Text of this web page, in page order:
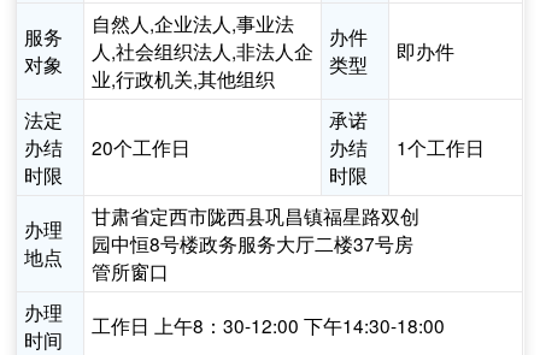
服务
对象
自然人,企业法人,事业法
人,社会组织法人,非法人企
业,行政机关,其他组织
办件
类型
即办件
法定
办结
时限
20个工作日
承诺
办结
时限
1个工作日
办理
地点
甘肃省定西市陇西县巩昌镇福星路双创
园中恒8号楼政务服务大厅二楼37号房
管所窗口
办理
时间
工作日 上午8：30-12:00 下午14:30-18:00